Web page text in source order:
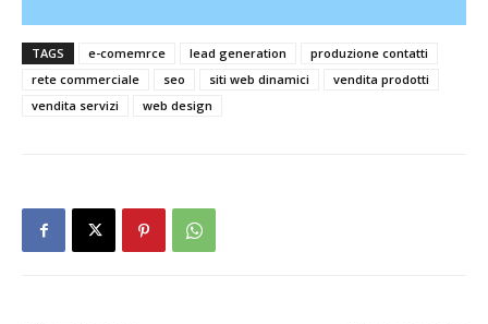
TAGS e-comemrce lead generation
produzione contatti
rete commerciale
seo siti web dinamici
vendita prodotti
vendita servizi
web design